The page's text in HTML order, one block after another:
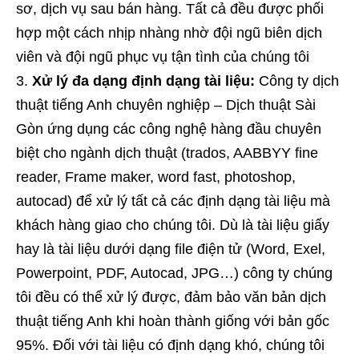
sơ, dịch vụ sau bán hàng. Tất cả đều được phối
hợp một cách nhịp nhàng nhờ đội ngũ biên dịch
viên và đội ngũ phục vụ tận tình của chúng tôi
Xử lý đa dạng định dạng tài liệu: Công ty dịch
thuật tiếng Anh chuyên nghiệp – Dịch thuật Sài
Gòn ứng dụng các công nghệ hàng đầu chuyên
biệt cho ngành dịch thuật (trados, AABBYY fine
reader, Frame maker, word fast, photoshop,
autocad) để xử lý tất cả các định dạng tài liệu mà
khách hàng giao cho chúng tôi. Dù là tài liệu giấy
hay là tài liệu dưới dạng file điện tử (Word, Exel,
Powerpoint, PDF, Autocad, JPG…) công ty chúng
tôi đều có thể xử lý được, đảm bảo văn bản dịch
thuật tiếng Anh khi hoàn thành giống với bản gốc
95%. Đối với tài liệu có định dạng khó, chúng tôi